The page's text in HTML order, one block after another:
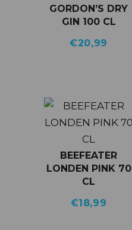
GORDON’S DRY
GIN 100 CL
€20,99
BEEFEATER
LONDEN PINK 70
CL
€18,99